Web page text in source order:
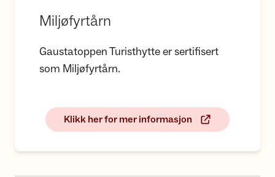
Miljøfyrtårn
Gaustatoppen Turisthytte er sertifisert
som Miljøfyrtårn.
Klikk her for mer informasjon